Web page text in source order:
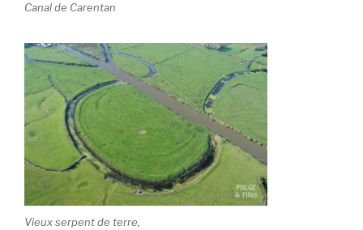
Canal de Carentan
Vieux serpent de terre,